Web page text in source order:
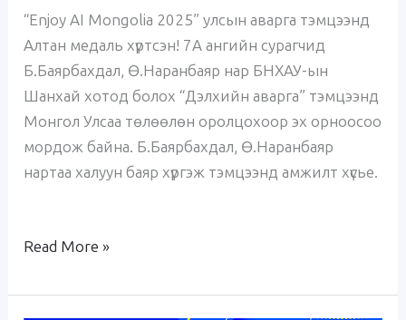
“Enjoy AI Mongolia 2025” улсын аварга тэмцээнд
Алтан медаль хүртсэн! 7А ангийн сурагчид
Б.Баярбахдал, Ө.Наранбаяр нар БНХАУ-ын
Шанхай хотод болох “Дэлхийн аварга” тэмцээнд
Монгол Улсаа төлөөлөн оролцохоор эх орноосоо
мордож байна. Б.Баярбахдал, Ө.Наранбаяр
нартаа халуун баяр хүргэж тэмцээнд амжилт хүсье.
аварга
тэмцээнд
Алтан
медаль
хүртсэн!
Read More »